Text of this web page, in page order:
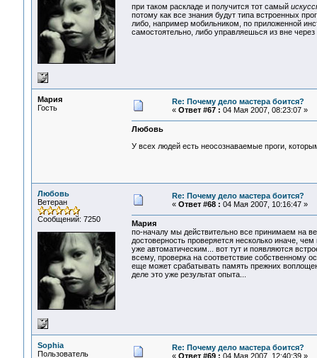
при таком раскладе и получится тот самый
потому как все знания будут типа встроенных
либо, например мобильником, по приложенной
самостоятельно, либо управляешься из вне
Мария
Гость
Re: Почему дело мастера боится?
« Ответ #67 : 04 Мая 2007, 08:23:07 »
Любовь
У всех людей есть неосознаваемые проги,
Любовь
Ветеран
Сообщений: 7250
Re: Почему дело мастера боится?
« Ответ #68 : 04 Мая 2007, 10:16:47 »
Мария
по-началу мы действительно все принимаем на
достоверность проверяется несколько иначе,
уже автоматическим... вот тут и появляются
всему, проверка на соответствие собственному
еще может срабатывать память прежних
деле это уже результат опыта...
Sophia
Пользователь
Re: Почему дело мастера боится?
« Ответ #69 : 04 Мая 2007, 12:40:39 »